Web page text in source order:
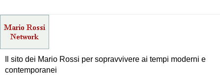
Il sito dei Mario Rossi per sopravvivere ai tempi moderni e
contemporanei